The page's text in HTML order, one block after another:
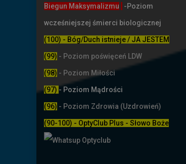
Biegun Maksymalizmu -Poziom
wcześniejszej śmierci biologicznej
(100) - Bóg/Duch istnieje / JA JESTEM
(99) - Poziom poświęceń LDW
(98) - Poziom Miłości
(97) - Poziom Mądrości
(96) - Poziom Zdrowia (Uzdrowień)
(90-100) - OptyClub Plus - Słowo Boże